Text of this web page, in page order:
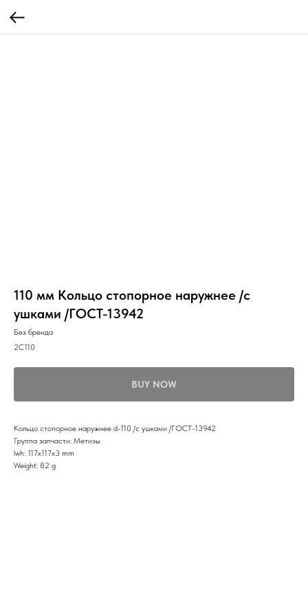
110 мм Кольцо стопорное наружнее /с
ушками /ГОСТ-13942
Без бренда
2С110
BUY NOW
Кольцо стопорное наружнее d-110 /с ушками /ГОСТ-13942
Группа запчасти: Метизы
lwh: 117x117x3 mm
Weight: 82 g